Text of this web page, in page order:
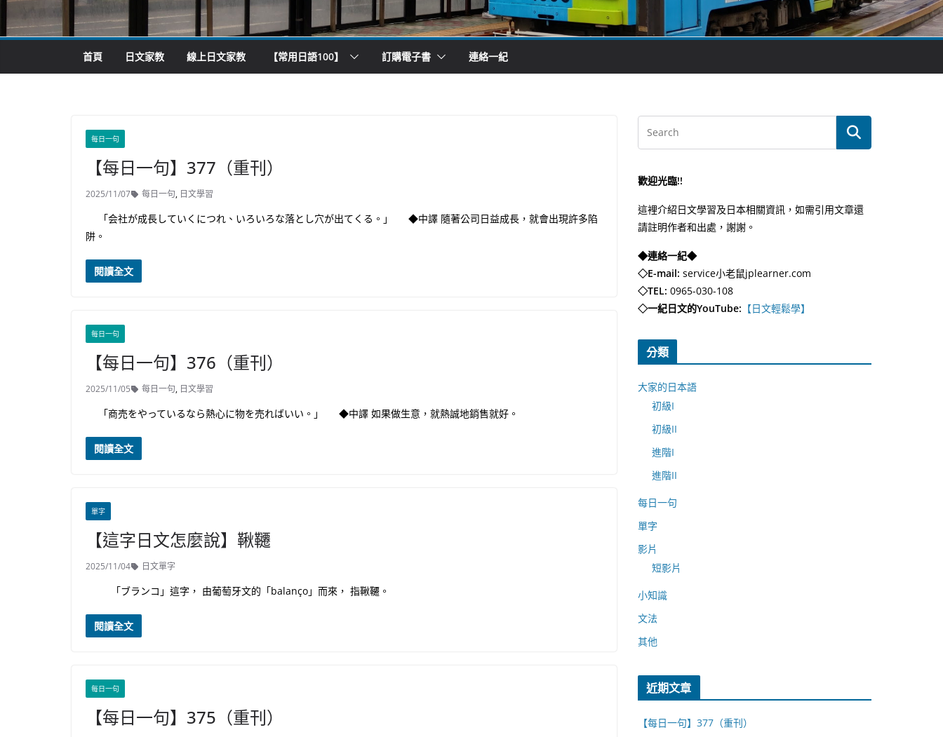
首頁 日文家教 線上日文家教 【常用日語100】 訂購電子書 連絡一紀
每日一句
【每日一句】377（重刊）
2025/11/07 每日一句, 日文學習
「会社が成長していくにつれ、いろいろな落とし穴が出てくる。」 ◆中譯 隨著公司日益成長，就會出現許多陷
阱。
閱讀全文
每日一句
【每日一句】376（重刊）
2025/11/05 每日一句, 日文學習
「商売をやっているなら熱心に物を売ればいい。」 ◆中譯 如果做生意，就熱誠地銷售就好。
閱讀全文
單字
【這字日文怎麼說】鞦韆
2025/11/04 日文單字
「ブランコ」這字， 由葡萄牙文的「balanço」而來， 指鞦韆。
閱讀全文
每日一句
【每日一句】375（重刊）
歡迎光臨!!
這裡介紹日文學習及日本相關資訊，如需引用文章還
請註明作者和出處，謝謝。
◆連絡一紀◆
◇E-mail: service小老鼠jplearner.com
◇TEL: 0965-030-108
◇一紀日文的YouTube: 【日文輕鬆學】
分類
大家的日本語
初級I
初級II
進階I
進階II
每日一句
單字
影片
短影片
小知識
文法
其他
近期文章
【每日一句】377（重刊）